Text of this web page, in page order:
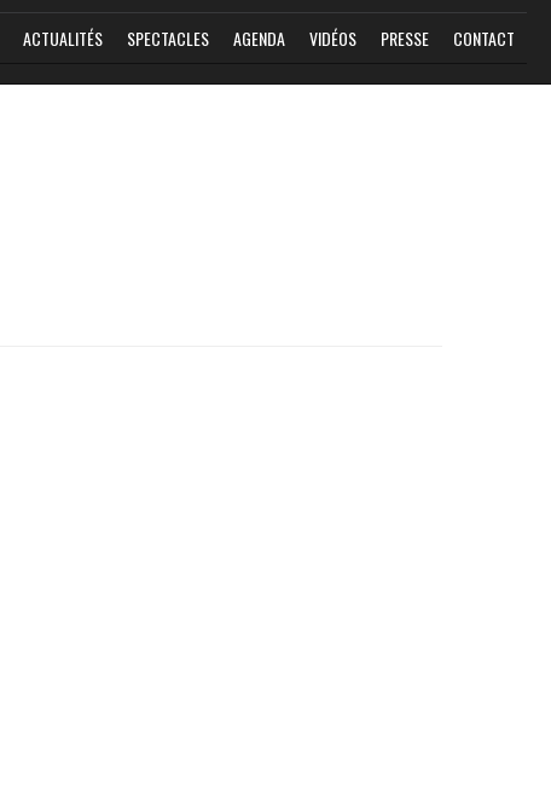
ACTUALITÉS SPECTACLES AGENDA VIDÉOS PRESSE CONTACT